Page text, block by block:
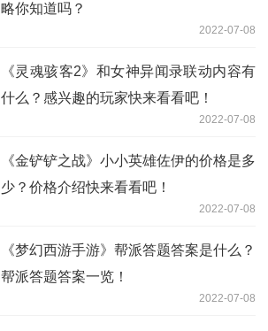
略你知道吗？
2022-07-08
《灵魂骇客2》和女神异闻录联动内容有
什么？感兴趣的玩家快来看看吧！
2022-07-08
《金铲铲之战》小小英雄佐伊的价格是多
少？价格介绍快来看看吧！
2022-07-08
《梦幻西游手游》帮派答题答案是什么？
帮派答题答案一览！
2022-07-08